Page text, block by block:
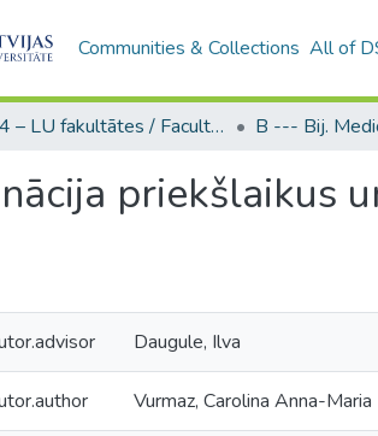
Communities & Collections All of
B4 – LU fakultātes / Faculties of the UL
priekšlaikus
Daugule, Ilva
Vurmaz, Carolina Anna-Maria